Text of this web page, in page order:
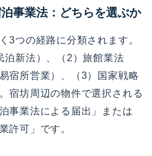
事業法：どちらを選ぶか
3つの経路に分類されます。
泊新法）、（2）旅館業法
宿所営業）、（3）国家戦略
宿坊周辺の物件で選択される
事業法による届出」または
許可」です。